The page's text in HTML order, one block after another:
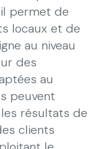
permet de
locaux et de
au niveau
des
au
peuvent
résultats de
clients